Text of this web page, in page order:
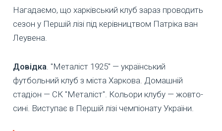
Нагадаємо, що харківський клуб зараз проводить
сезон у Першій лізі під керівництвом Патріка ван
Леувена.
Довідка . "Металіст 1925" — український
футбольний клуб з міста Харкова. Домашній
стадіон — СК "Металіст". Кольори клубу — жовто-
сині. Виступає в Першій лізі чемпіонату України.